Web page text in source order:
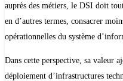
auprès des métiers, le DSI doit
en d’autres termes, consacrer
opérationnelles du système
Dans cette perspective, sa valeur
déploiement d’infrastructures